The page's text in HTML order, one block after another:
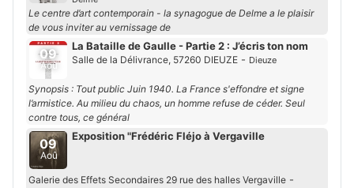
Le centre d’art contemporain - la synagogue de Delme a le plaisir
de vous inviter au vernissage de
09
Aoû
La Bataille de Gaulle - Partie 2 : J’écris ton nom
Salle de la Délivrance, 57260 DIEUZE - Dieuze
Synopsis : Tout public Juin 1940. La France s'effondre et signe
l’armistice. Au milieu du chaos, un homme refuse de céder. Seul
contre tous, ce général
09
Aoû
Exposition "Frédéric Fléjo à Vergaville
Galerie des Effets Secondaires 29 rue des halles Vergaville -